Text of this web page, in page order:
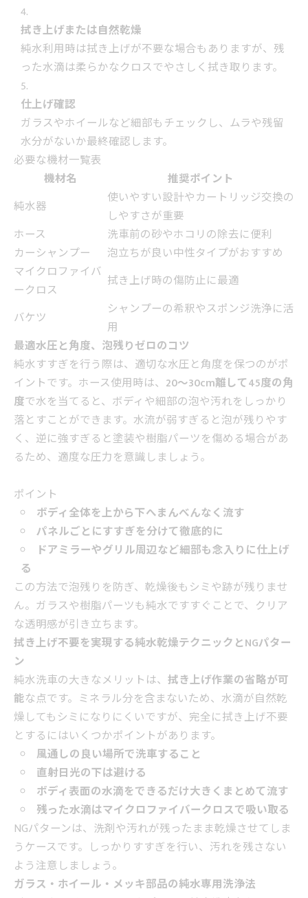
拭き上げまたは自然乾燥
純水利用時は拭き上げが不要な場合もありますが、残
った水滴は柔らかなクロスでやさしく拭き取ります。
仕上げ確認
ガラスやホイールなど細部もチェックし、ムラや残留
水分がないか最終確認します。
必要な機材一覧表
機材名
推奨ポイント
純水器
使いやすい設計やカートリッジ交換の
しやすさが重要
ホース
洗車前の砂やホコリの除去に便利
カーシャンプー
泡立ちが良い中性タイプがおすすめ
マイクロファイバ
ークロス
拭き上げ時の傷防止に最適
バケツ
シャンプーの希釈やスポンジ洗浄に活
用
最適水圧と角度、泡残りゼロのコツ
純水すすぎを行う際は、適切な水圧と角度を保つのがポ
イントです。ホース使用時は、 20〜30cm離して45度の角
度で水を当てると、ボディや細部の泡や汚れをしっかり
落とすことができます。水流が弱すぎると泡が残りやす
く、逆に強すぎると塗装や樹脂パーツを傷める場合があ
るため、適度な圧力を意識しましょう。
ポイント
ボディ全体を上から下へまんべんなく流す
パネルごとにすすぎを分けて徹底的に
ドアミラーやグリル周辺など細部も念入りに仕上げ
る
この方法で泡残りを防ぎ、乾燥後もシミや跡が残りませ
ん。ガラスや樹脂パーツも純水ですすぐことで、クリア
な透明感が引き立ちます。
拭き上げ不要を実現する純水乾燥テクニックとNGパター
ン
純水洗車の大きなメリットは、 拭き上げ作業の省略が可
能な点です。ミネラル分を含まないため、水滴が自然乾
燥してもシミになりにくいですが、完全に拭き上げ不要
とするにはいくつかポイントがあります。
風通しの良い場所で洗車すること
直射日光の下は避ける
ボディ表面の水滴をできるだけ大きくまとめて流す
残った水滴はマイクロファイバークロスで吸い取る
NGパターンは、洗剤や汚れが残ったまま乾燥させてしま
うケースです。しっかりすすぎを行い、汚れを残さない
よう注意しましょう。
ガラス・ホイール・メッキ部品の純水専用洗浄法